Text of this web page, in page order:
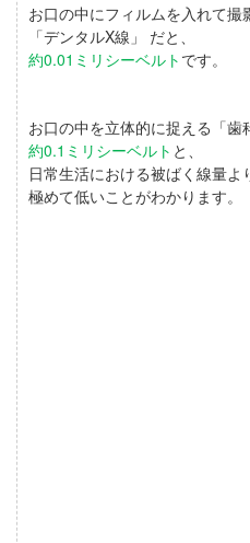
お口の中にフィルムを入れて撮
「デンタルX線」
だと、
約0.01ミリシーベルト です。
お口の中を立体的に捉える 「歯
約0.1ミリシーベルト と、
日常生活における被ばく線量よ
極めて低いことがわかります。